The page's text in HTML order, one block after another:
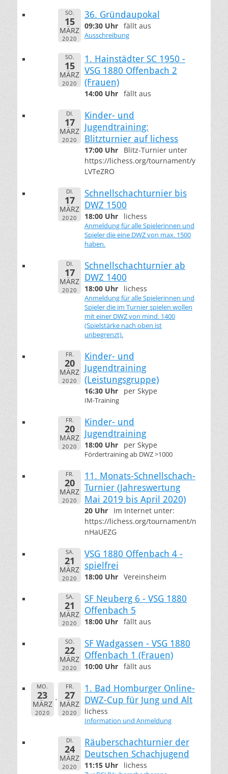
SO.
15
MÄRZ
2020
36. Gründaupokal
09:30 Uhr fällt aus
Ausschreibung
SO.
15
MÄRZ
2020
1. Hainstädter SC 1950 -
VSG 1880 Offenbach 2
(Frauen)
14:00 Uhr fällt aus
DI.
17
MÄRZ
2020
Kinder- und
Jugendtraining:
Blitzturnier auf lichess
17:00 Uhr
Blitz-Turnier unter
https://lichess.org/tournament/y
LVTeZRO
DI.
17
MÄRZ
2020
Schnellschachturnier bis
DWZ 1500
18:00 Uhr lichess
Anmeldung für alle Spielerinnen und
Spieler die eine DWZ von max. 1500
haben.
DI.
17
MÄRZ
2020
Schnellschachturnier ab
DWZ 1400
18:00 Uhr lichess
Anmeldung für alle Spielerinnen und
Spieler die im Turnier spielen wollen
mit einer DWZ von mind. 1400
(Spielstärke nach oben ist
unbegrenzt).
FR.
20
MÄRZ
2020
Kinder- und
Jugendtraining
(Leistungsgruppe)
16:30 Uhr per Skype
IM-Training
FR.
20
MÄRZ
2020
Kinder- und
Jugendtraining
18:00 Uhr per Skype
Fördertraining ab DWZ >1000
FR.
20
MÄRZ
2020
11. Monats-Schnellschach-
Turnier (Jahreswertung
Mai 2019 bis April 2020)
20 Uhr
Im Internet unter:
https://lichess.org/tournament/n
nHaUEZG
SA.
21
MÄRZ
2020
VSG 1880 Offenbach 4 -
spielfrei
18:00 Uhr Vereinsheim
SA.
21
MÄRZ
2020
SF Neuberg 6 - VSG 1880
Offenbach 5
18:00 Uhr fällt aus
SO.
22
MÄRZ
2020
SF Wadgassen - VSG 1880
Offenbach 1 (Frauen)
10:00 Uhr fällt aus
MO.
23
MÄRZ
2020
FR.
27
MÄRZ
2020
1. Bad Homburger Online-
DWZ-Cup für Jung und Alt
lichess
Information und Anmeldung
DI.
24
MÄRZ
2020
Räuberschachturnier der
Deutschen Schachjugend
11:15 Uhr lichess